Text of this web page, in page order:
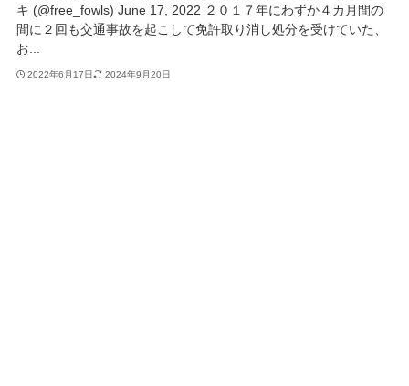
キ (@free_fowls) June 17, 2022 ２０１７年にわずか４カ月間の
間に２回も交通事故を起こして免許取り消し処分を受けていた、
お...
2022年6月17日 2024年9月20日